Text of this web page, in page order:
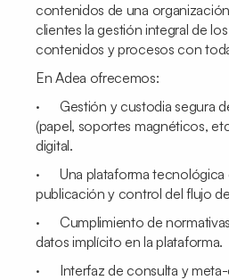
contenidos de una
clientes la gestión integral de
contenidos y procesos con
En Adea ofrecemos:
· Gestión y custodia segura
(papel, soportes magnéticos,
digital.
· Una plataforma tecnológica
publicación y control del flujo
· Cumplimiento de
datos implícito en la plataforma.
· Interfaz de consulta y meta-